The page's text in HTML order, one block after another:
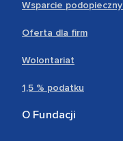
Wsparcie
Oferta dla firm
Wolontariat
1,5 % podatku
O Fundacji